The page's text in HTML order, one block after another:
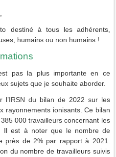
destiné à tous les adhérents,
humains ou non humains !
pas la plus importante en ce
sujets que je souhaite aborder.
l’IRSN du bilan de 2022 sur les
rayonnements ionisants. Ce bilan
000 travailleurs concernant les
Il est à noter que le nombre de
près de 2% par rapport à 2021.
du nombre de travailleurs suivis